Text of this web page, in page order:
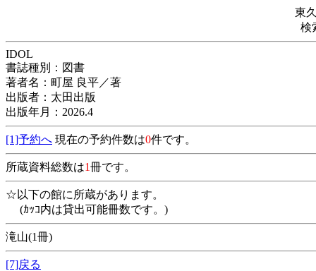
東
検
IDOL
書誌種別：図書
著者名：町屋 良平／著
出版者：太田出版
出版年月：2026.4
[1]予約へ 現在の予約件数は0件です。
所蔵資料総数は1冊です。
☆以下の館に所蔵があります。
(ｶｯｺ内は貸出可能冊数です。)
滝山(1冊)
[7]戻る